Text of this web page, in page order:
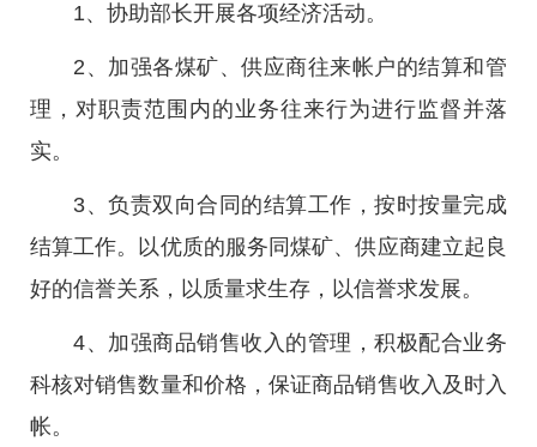
1、协助部长开展各项经济活动。
2、加强各煤矿、供应商往来帐户的结算和管
理，对职责范围内的业务往来行为进行监督并落
实。
3、负责双向合同的结算工作，按时按量完成
结算工作。以优质的服务同煤矿、供应商建立起良
好的信誉关系，以质量求生存，以信誉求发展。
4、加强商品销售收入的管理，积极配合业务
科核对销售数量和价格，保证商品销售收入及时入
帐。